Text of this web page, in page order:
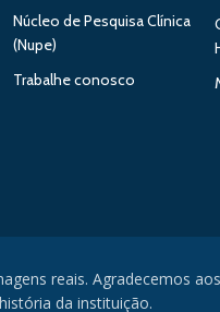
Núcleo de Pesquisa Clínica
(Nupe)
Trabalhe conosco
reais. Agradecemos
da instituição.